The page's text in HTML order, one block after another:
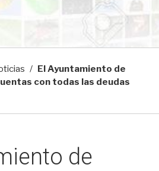
El Ayuntamiento de
con todas las deudas
de